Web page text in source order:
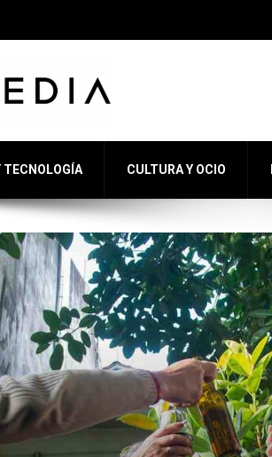
TECNOLOGÍA CULTURA Y OCIO